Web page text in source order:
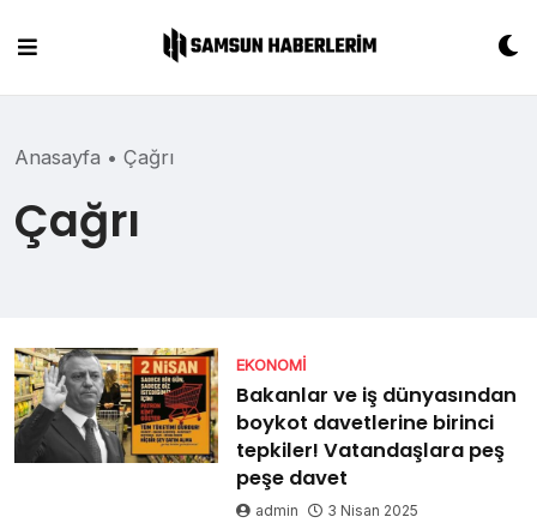
content
Anasayfa • Çağrı
Çağrı
EKONOMI
Bakanlar ve iş dünyasından
boykot davetlerine birinci
tepkiler! Vatandaşlara peş
peşe davet
admin 3 Nisan 2025